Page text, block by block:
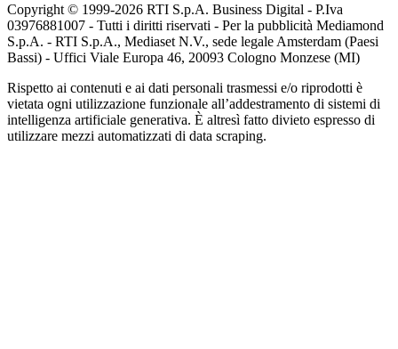
Copyright © 1999-2026 RTI S.p.A. Business Digital - P.Iva
03976881007 - Tutti i diritti riservati - Per la pubblicità Mediamond
S.p.A. - RTI S.p.A., Mediaset N.V., sede legale Amsterdam (Paesi
Bassi) - Uffici Viale Europa 46, 20093 Cologno Monzese (MI)
Rispetto ai contenuti e ai dati personali trasmessi e/o riprodotti è
vietata ogni utilizzazione funzionale all’addestramento di sistemi di
intelligenza artificiale generativa. È altresì fatto divieto espresso di
utilizzare mezzi automatizzati di data scraping.